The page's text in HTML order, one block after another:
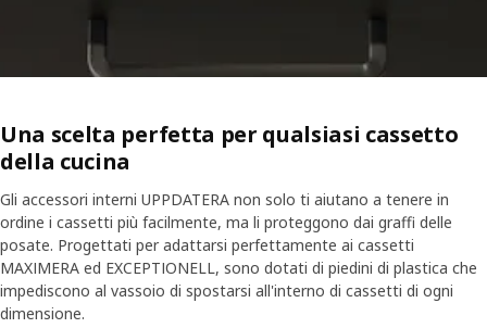
Una scelta perfetta per qualsiasi cassetto
della cucina
Gli accessori interni UPPDATERA non solo ti aiutano a tenere in
ordine i cassetti più facilmente, ma li proteggono dai graffi delle
posate. Progettati per adattarsi perfettamente ai cassetti
MAXIMERA ed EXCEPTIONELL, sono dotati di piedini di plastica che
impediscono al vassoio di spostarsi all'interno di cassetti di ogni
dimensione.